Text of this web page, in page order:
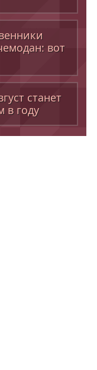
вот
станет
в году